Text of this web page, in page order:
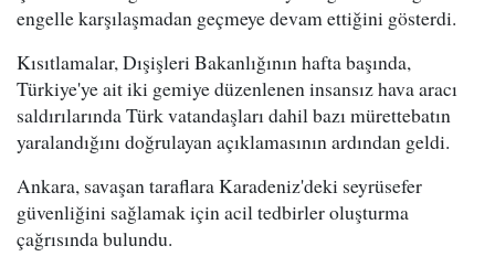
engelle karşılaşmadan geçmeye devam ettiğini gösterdi.
Kısıtlamalar, Dışişleri Bakanlığının hafta başında,
Türkiye'ye ait iki gemiye düzenlenen insansız hava aracı
saldırılarında Türk vatandaşları dahil bazı mürettebatın
yaralandığını doğrulayan açıklamasının ardından geldi.
Ankara, savaşan taraflara Karadeniz'deki seyrüsefer
güvenliğini sağlamak için acil tedbirler oluşturma
çağrısında bulundu.